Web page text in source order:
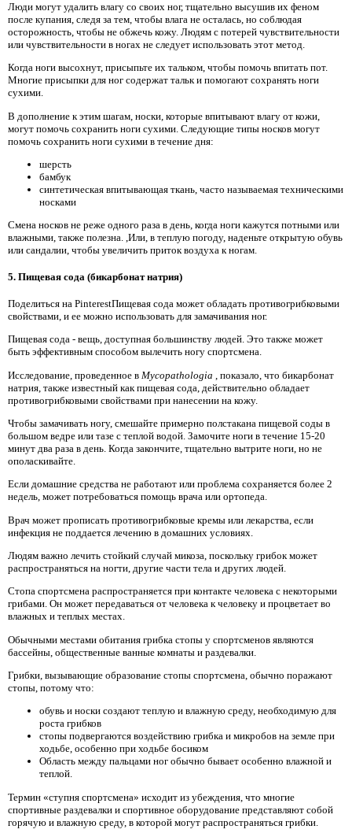
Люди могут удалить влагу со своих ног, тщательно высушив их феном
после купания, следя за тем, чтобы влага не осталась, но соблюдая
осторожность, чтобы не обжечь кожу. Людям с потерей чувствительности
или чувствительности в ногах не следует использовать этот метод.
Когда ноги высохнут, присыпьте их тальком, чтобы помочь впитать пот.
Многие присыпки для ног содержат тальк и помогают сохранять ноги
сухими.
В дополнение к этим шагам, носки, которые впитывают влагу от кожи,
могут помочь сохранить ноги сухими. Следующие типы носков могут
помочь сохранить ноги сухими в течение дня:
шерсть
бамбук
синтетическая впитывающая ткань, часто называемая техническими
носками
Смена носков не реже одного раза в день, когда ноги кажутся потными или
влажными, также полезна. ,Или, в теплую погоду, наденьте открытую обувь
или сандалии, чтобы увеличить приток воздуха к ногам.
5. Пищевая сода (бикарбонат натрия)
Поделиться на PinterestПищевая сода может обладать противогрибковыми
свойствами, и ее можно использовать для замачивания ног.
Пищевая сода - вещь, доступная большинству людей. Это также может
быть эффективным способом вылечить ногу спортсмена.
Исследование, проведенное в Mycopathologia
, показало, что бикарбонат
натрия, также известный как пищевая сода, действительно обладает
противогрибковыми свойствами при нанесении на кожу.
Чтобы замачивать ногу, смешайте примерно полстакана пищевой соды в
большом ведре или тазе с теплой водой. Замочите ноги в течение 15-20
минут два раза в день. Когда закончите, тщательно вытрите ноги, но не
ополаскивайте.
Если домашние средства не работают или проблема сохраняется более 2
недель, может потребоваться помощь врача или ортопеда.
Врач может прописать противогрибковые кремы или лекарства, если
инфекция не поддается лечению в домашних условиях.
Людям важно лечить стойкий случай микоза, поскольку грибок может
распространяться на ногти, другие части тела и других людей.
Стопа спортсмена распространяется при контакте человека с некоторыми
грибами. Он может передаваться от человека к человеку и процветает во
влажных и теплых местах.
Обычными местами обитания грибка стопы у спортсменов являются
бассейны, общественные ванные комнаты и раздевалки.
Грибки, вызывающие образование стопы спортсмена, обычно поражают
стопы, потому что:
обувь и носки создают теплую и влажную среду, необходимую для
роста грибков
стопы подвергаются воздействию грибка и микробов на земле при
ходьбе, особенно при ходьбе босиком
Область между пальцами ног обычно бывает особенно влажной и
теплой.
Термин «ступня спортсмена» исходит из убеждения, что многие
спортивные раздевалки и спортивное оборудование представляют собой
горячую и влажную среду, в которой могут распространяться грибки.